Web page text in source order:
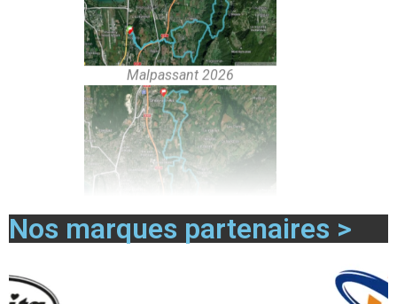
Malpassant 2026
Nos marques partenaires >